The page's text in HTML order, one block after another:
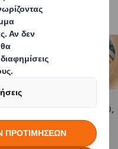
τρόπος σχεδιασμού,
που ωφελεί τις
περιβάλλον.